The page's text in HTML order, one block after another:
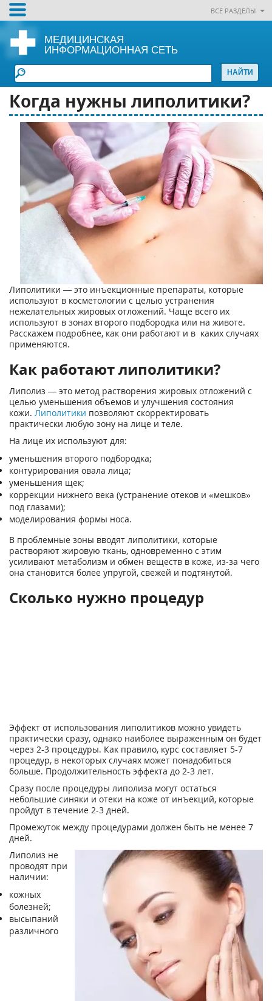
ВСЕ РАЗДЕЛЫ
МЕДИЦИНСКАЯ
ИНФОРМАЦИОННАЯ СЕТЬ
Когда нужны липолитики?
Липолитики — это инъекционные препараты, которые
используют в косметологии с целью устранения
нежелательных жировых отложений. Чаще всего их
используют в зонах второго подбородка или на животе.
Расскажем подробнее, как они работают и в каких случаях
применяются.
Как работают липолитики?
Липолиз — это метод растворения жировых отложений с
целью уменьшения объемов и улучшения состояния
кожи. Липолитики позволяют скорректировать
практически любую зону на лице и теле.
На лице их используют для:
уменьшения второго подбородка;
контурирования овала лица;
уменьшения щек;
коррекции нижнего века (устранение отеков и «мешков»
под глазами);
моделирования формы носа.
В проблемные зоны вводят липолитики, которые
растворяют жировую ткань, одновременно с этим
усиливают метаболизм и обмен веществ в коже, из-за чего
она становится более упругой, свежей и подтянутой.
Сколько нужно процедур
Эффект от использования липолитиков можно увидеть
практически сразу, однако наиболее выраженным он будет
через 2-3 процедуры. Как правило, курс составляет 5-7
процедур, в некоторых случаях может понадобиться
больше. Продолжительность эффекта до 2-3 лет.
Сразу после процедуры липолиза могут остаться
небольшие синяки и отеки на коже от инъекций, которые
пройдут в течение 2-3 дней.
Промежуток между процедурами должен быть не менее 7
дней.
Липолиз не
проводят при
наличии:
кожных
болезней;
высыпаний
различного